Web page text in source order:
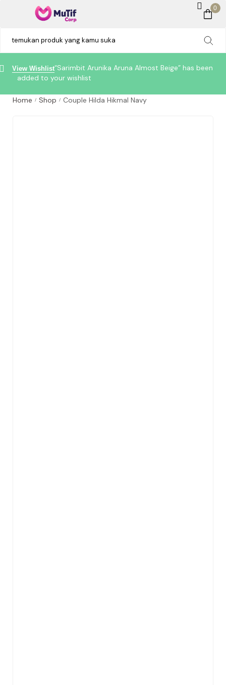
0
View Wishlist“Sarimbit Arunika Aruna Almost Beige” has been
added to your wishlist
Home / Shop / Couple Hilda Hikmal Navy